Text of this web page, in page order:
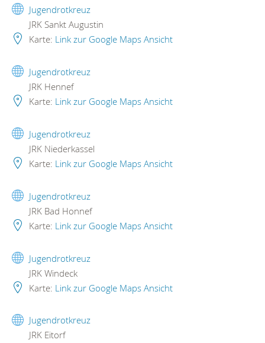
Jugendrotkreuz
JRK Sankt Augustin
Karte: Link zur Google Maps Ansicht
Jugendrotkreuz
JRK Hennef
Karte: Link zur Google Maps Ansicht
Jugendrotkreuz
JRK Niederkassel
Karte: Link zur Google Maps Ansicht
Jugendrotkreuz
JRK Bad Honnef
Karte: Link zur Google Maps Ansicht
Jugendrotkreuz
JRK Windeck
Karte: Link zur Google Maps Ansicht
Jugendrotkreuz
JRK Eitorf